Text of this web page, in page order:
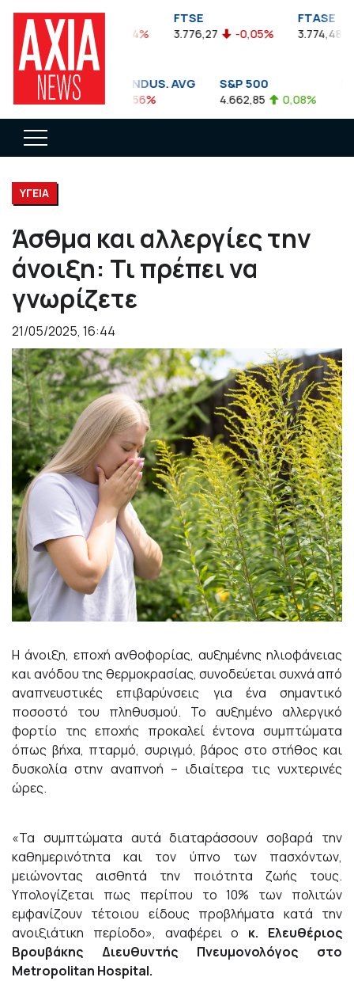
FTSEA
899,47 -0,04%
FTSE
3.776,27 -0,05%
FTASE
3.774,48
DOW JONES INDUS. AVG
35.911,81 -0,56%
S&P 500
4.662,85 0,08%
ΥΓΕΙΑ
Άσθμα και αλλεργίες την
άνοιξη: Τι πρέπει να
γνωρίζετε
21/05/2025, 16:44
Η άνοιξη, εποχή ανθοφορίας, αυξημένης ηλιοφάνειας
και ανόδου της θερμοκρασίας, συνοδεύεται συχνά από
αναπνευστικές επιβαρύνσεις για ένα σημαντικό
ποσοστό του πληθυσμού. Το αυξημένο αλλεργικό
φορτίο της εποχής προκαλεί έντονα συμπτώματα
όπως βήχα, πταρμό, συριγμό, βάρος στο στήθος και
δυσκολία στην αναπνοή – ιδιαίτερα τις νυχτερινές
ώρες.
«Τα συμπτώματα αυτά διαταράσσουν σοβαρά την
καθημερινότητα και τον ύπνο των πασχόντων,
μειώνοντας αισθητά την ποιότητα ζωής τους.
Υπολογίζεται πως περίπου το 10% των πολιτών
εμφανίζουν τέτοιου είδους προβλήματα κατά την
ανοιξιάτικη περίοδο», αναφέρει ο κ. Ελευθέριος
Βρουβάκης Διευθυντής Πνευμονολόγος στο
Metropolitan Hospital.